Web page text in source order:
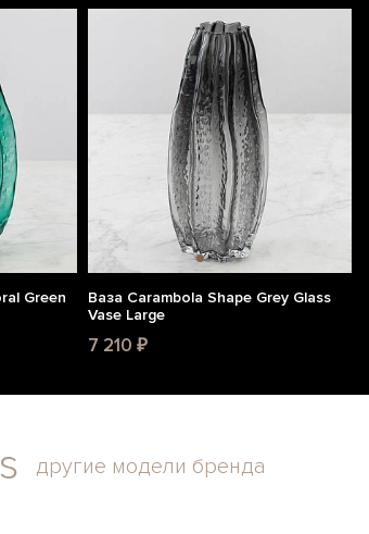
Green
Ваза Carambola Shape Grey Glass
Vase Large
7 210 ₽
другие модели бренда